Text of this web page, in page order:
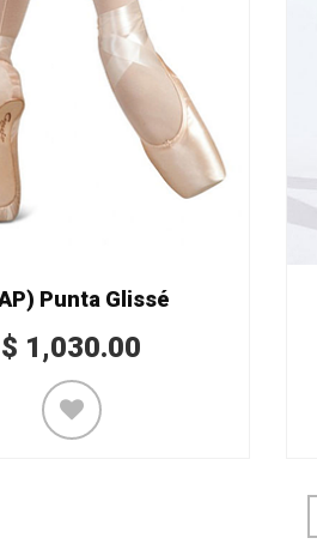
Punta Glissé
$ 1,030.00